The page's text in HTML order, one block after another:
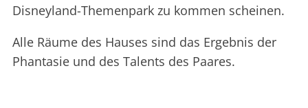
Disneyland-Themenpark zu kommen scheinen.
Alle Räume des Hauses sind das Ergebnis der
Phantasie und des Talents des Paares.